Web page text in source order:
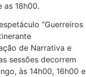
as 18h00.
“Guerreiros
de Narrativa e
sessões decorrem
às 14h00, 16h00 e